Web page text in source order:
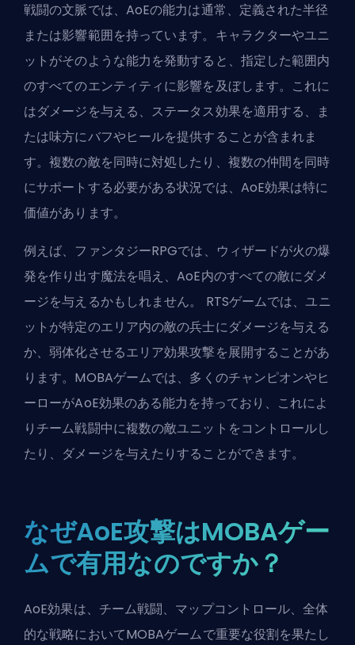
戦闘の文脈では、AoEの能力は通常、定義された半径
または影響範囲を持っています。キャラクターやユニ
ットがそのような能力を発動すると、指定した範囲内
のすべてのエンティティに影響を及ぼします。これに
はダメージを与える、ステータス効果を適用する、ま
たは味方にバフやヒールを提供することが含まれま
す。複数の敵を同時に対処したり、複数の仲間を同時
にサポートする必要がある状況では、AoE効果は特に
価値があります。
例えば、ファンタジーRPGでは、ウィザードが火の爆
発を作り出す魔法を唱え、AoE内のすべての敵にダメ
ージを与えるかもしれません。 RTSゲームでは、ユニ
ットが特定のエリア内の敵の兵士にダメージを与える
か、弱体化させるエリア効果攻撃を展開することがあ
ります。MOBAゲームでは、多くのチャンピオンやヒ
ーローがAoE効果のある能力を持っており、これによ
りチーム戦闘中に複数の敵ユニットをコントロールし
たり、ダメージを与えたりすることができます。
なぜAoE攻撃はMOBAゲー
ムで有用なのですか？
AoE効果は、チーム戦闘、マップコントロール、全体
的な戦略においてMOBAゲームで重要な役割を果たし